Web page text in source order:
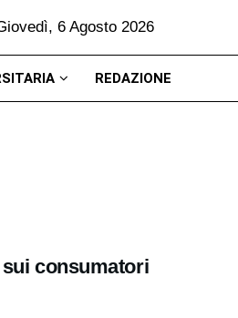
6 Agosto 2026
REDAZIONE
sui consumatori